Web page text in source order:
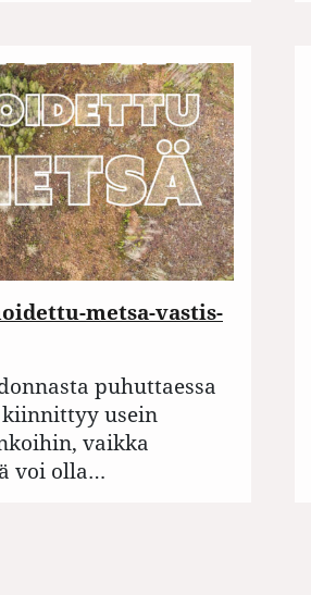
metsa-vastis-
puhuttaessa
usein
vaikka
voi olla…